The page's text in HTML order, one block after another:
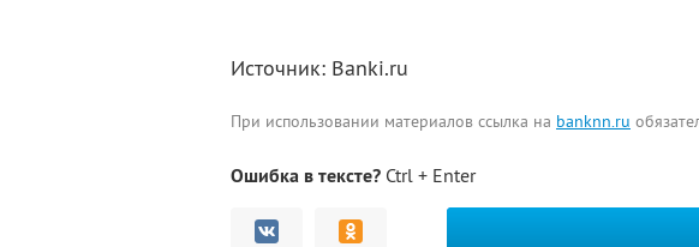
Источник: Banki.ru
При использовании материалов ссылка на banknn.ru
Ошибка в тексте? Ctrl + Enter